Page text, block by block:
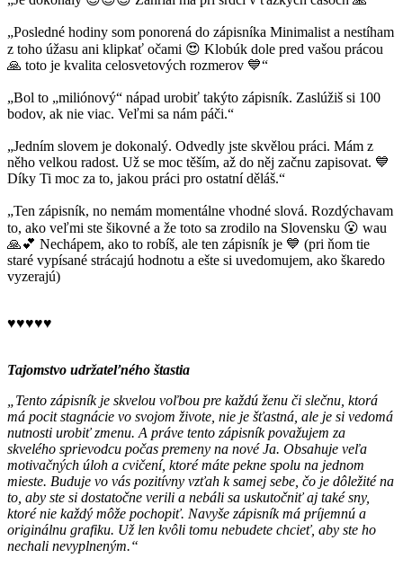
„Posledné hodiny som ponorená do zápisníka Minimalist a nestíham
z toho úžasu ani klipkať očami 😍 Klobúk dole pred vašou prácou
🙏 toto je kvalita celosvetových rozmerov 💙“
„Bol to „miliónový“ nápad urobiť takýto zápisník. Zaslúžiš si 100
bodov, ak nie viac. Veľmi sa nám páči.“
„Jedním slovem je dokonalý. Odvedly jste skvělou práci. Mám z
něho velkou radost. Už se moc těším, až do něj začnu zapisovat. 💙
Díky Ti moc za to, jakou práci pro ostatní děláš.“
„Ten zápisník, no nemám momentálne vhodné slová. Rozdýchavam
to, ako veľmi ste šikovné a že toto sa zrodilo na Slovensku 😮 wau
🙏💕 Nechápem, ako to robíš, ale ten zápisník je 💙 (pri ňom tie
staré vypísané strácajú hodnotu a ešte si uvedomujem, ako škaredo
vyzerajú)
♥♥♥♥♥
Tajomstvo udržateľného štastia
„Tento zápisník je skvelou voľbou pre každú ženu či slečnu, ktorá
má pocit stagnácie vo svojom živote, nie je šťastná, ale je si vedomá
nutnosti urobiť zmenu. A práve tento zápisník považujem za
skvelého sprievodcu počas premeny na nové Ja. Obsahuje veľa
motivačných úloh a cvičení, ktoré máte pekne spolu na jednom
mieste. Buduje vo vás pozitívny vzťah k samej sebe, čo je dôležité na
to, aby ste si dostatočne verili a nebáli sa uskutočniť aj také sny,
ktoré nie každý môže pochopiť. Navyše zápisník má príjemnú a
originálnu grafiku. Už len kvôli tomu nebudete chcieť, aby ste ho
nechali nevyplneným.“